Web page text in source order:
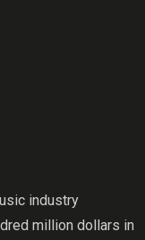
industry
million dollars in